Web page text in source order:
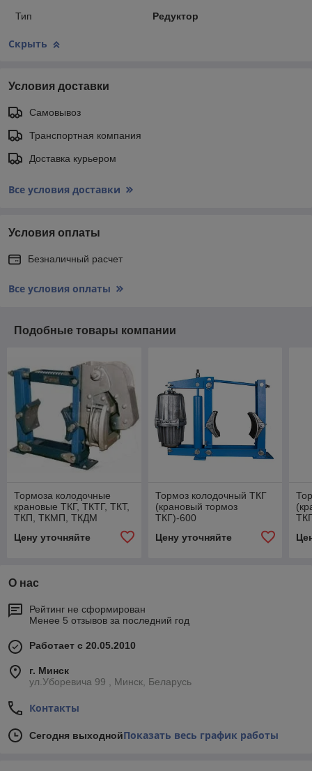
Тип Редуктор
Скрыть
Условия доставки
Самовывоз
Транспортная компания
Доставка курьером
Все условия доставки
Условия оплаты
Безналичный расчет
Все условия оплаты
Подобные товары компании
Тормоза колодочные
крановые ТКГ, ТКТГ, ТКТ,
ТКП, ТКМП, ТКДМ
Цену уточняйте
Тормоз колодочный ТКГ
(крановый тормоз
ТКГ)-600
Цену уточняйте
О нас
Рейтинг не сформирован
Менее 5 отзывов за последний год
Работает с 20.05.2010
г. Минск
ул.Уборевича 99 , Минск, Беларусь
Контакты
Сегодня выходнойПоказать весь график работы